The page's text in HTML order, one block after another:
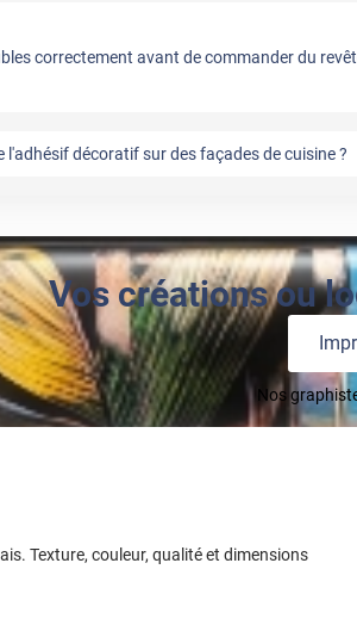
correctement avant de commander du
l'adhésif décoratif sur des façades de cuisine ?
Vos créations ou
Nos
Texture, couleur, qualité et dimensions